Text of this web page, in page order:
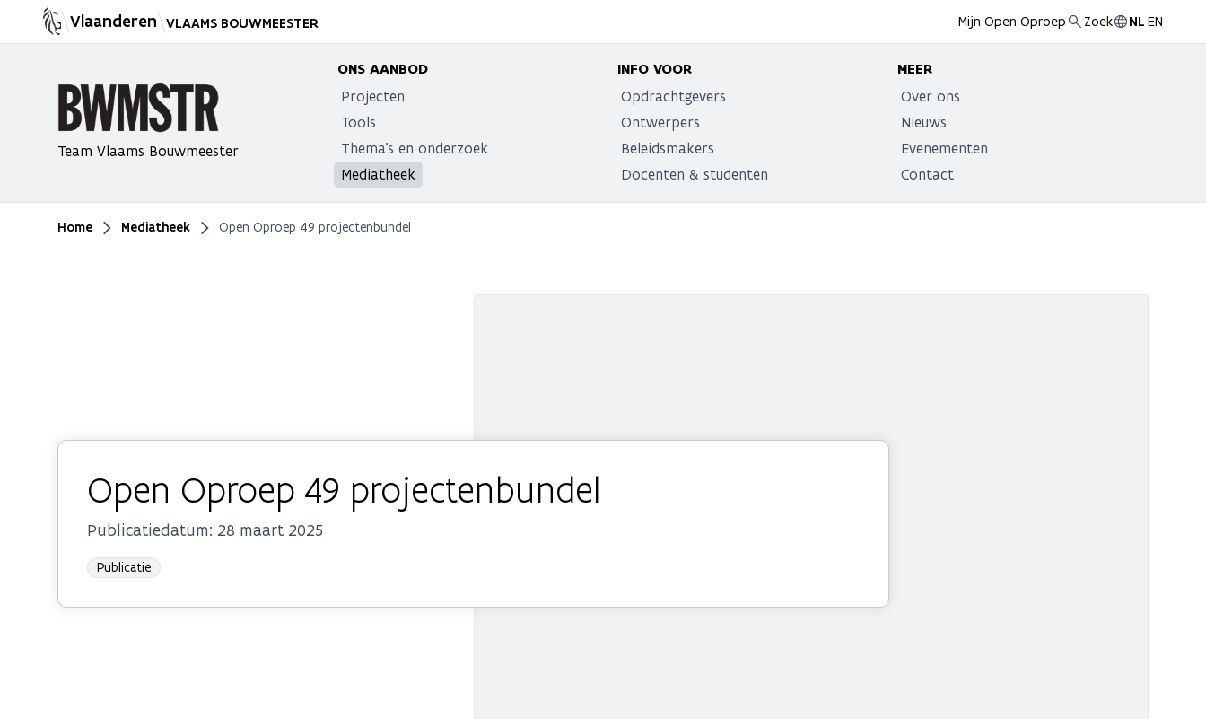
Vlaanderen VLAAMS BOUWMEESTER Mijn Open Oproep Zoek NL·EN
Team Vlaams Bouwmeester
ONS AANBOD
Projecten
Tools
Thema's en onderzoek
Mediatheek
INFO VOOR
Opdrachtgevers
Ontwerpers
Beleidsmakers
Docenten & studenten
MEER
Over ons
Nieuws
Evenementen
Contact
Je bent hier
Home Mediatheek Open Oproep 49 projectenbundel
Open Oproep 49 projectenbundel
Publicatiedatum: 28 maart 2025
Publicatie